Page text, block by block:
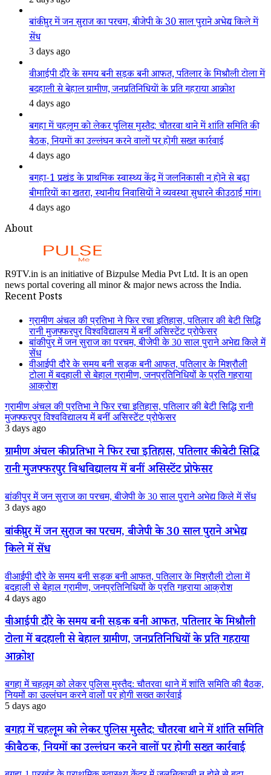
बांकीपुर में जन सुराज का परचम, बीजेपी के 30 साल पुराने अभेद्य किले में
सेंध
3 days ago
वीआईपी दौरे के समय बनी सड़क बनी आफत, पतिलार के मिश्रौली टोला में
बदहाली से बेहाल ग्रामीण, जनप्रतिनिधियों के प्रति गहराया आक्रोश
4 days ago
बगहा में चहलूम को लेकर पुलिस मुस्तैद: चौतरवा थाने में शांति समिति की
बैठक, नियमों का उल्लंघन करने वालों पर होगी सख्त कार्रवाई
4 days ago
बगहा-1 प्रखंड के प्राथमिक स्वास्थ्य केंद्र में जलनिकासी न होने से बढ़ा
बीमारियों का खतरा, स्थानीय निवासियों ने व्यवस्था सुधारने की उठाई मांग।
4 days ago
About
R9TV.in is an initiative of Bizpulse Media Pvt Ltd. It is an open
news portal covering all minor & major news across the India.
Recent Posts
ग्रामीण अंचल की प्रतिभा ने फिर रचा इतिहास, पतिलार की बेटी सिद्धि
रानी मुजफ्फरपुर विश्वविद्यालय में बनीं असिस्टेंट प्रोफेसर
बांकीपुर में जन सुराज का परचम, बीजेपी के 30 साल पुराने अभेद्य किले में
सेंध
वीआईपी दौरे के समय बनी सड़क बनी आफत, पतिलार के मिश्रौली
टोला में बदहाली से बेहाल ग्रामीण, जनप्रतिनिधियों के प्रति गहराया
आक्रोश
ग्रामीण अंचल की प्रतिभा ने फिर रचा इतिहास, पतिलार की बेटी सिद्धि रानी
मुजफ्फरपुर विश्वविद्यालय में बनीं असिस्टेंट प्रोफेसर
3 days ago
ग्रामीण अंचल की प्रतिभा ने फिर रचा इतिहास, पतिलार की बेटी सिद्धि
रानी मुजफ्फरपुर विश्वविद्यालय में बनीं असिस्टेंट प्रोफेसर
बांकीपुर में जन सुराज का परचम, बीजेपी के 30 साल पुराने अभेद्य किले में सेंध
3 days ago
बांकीपुर में जन सुराज का परचम, बीजेपी के 30 साल पुराने अभेद्य
किले में सेंध
वीआईपी दौरे के समय बनी सड़क बनी आफत, पतिलार के मिश्रौली टोला में
बदहाली से बेहाल ग्रामीण, जनप्रतिनिधियों के प्रति गहराया आक्रोश
4 days ago
वीआईपी दौरे के समय बनी सड़क बनी आफत, पतिलार के मिश्रौली
टोला में बदहाली से बेहाल ग्रामीण, जनप्रतिनिधियों के प्रति गहराया
आक्रोश
बगहा में चहलूम को लेकर पुलिस मुस्तैद: चौतरवा थाने में शांति समिति की बैठक,
नियमों का उल्लंघन करने वालों पर होगी सख्त कार्रवाई
5 days ago
बगहा में चहलूम को लेकर पुलिस मुस्तैद: चौतरवा थाने में शांति समिति
की बैठक, नियमों का उल्लंघन करने वालों पर होगी सख्त कार्रवाई